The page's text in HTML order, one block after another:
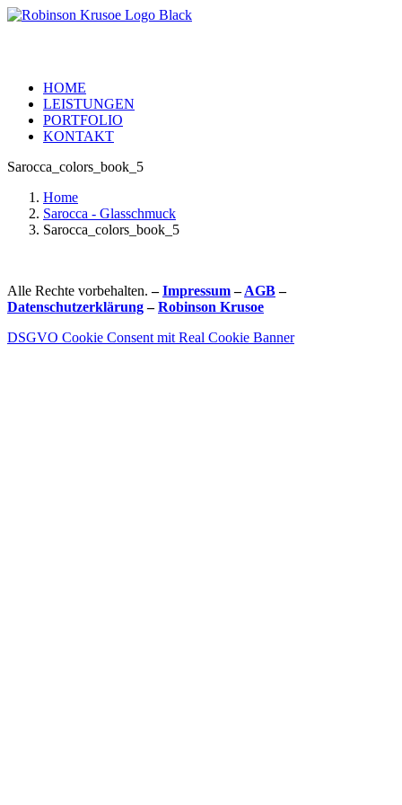
HOME
LEISTUNGEN
PORTFOLIO
KONTAKT
Sarocca_colors_book_5
Home
Sarocca - Glasschmuck
Sarocca_colors_book_5
Alle Rechte vorbehalten.– Impressum–AGB–
Datenschutzerklärung–Robinson Krusoe
DSGVO Cookie Consent mit Real Cookie Banner